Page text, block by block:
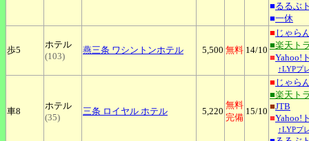
■るるぶ
■一休
歩5
ホテル
(103)
燕三条 ワシントンホテル 5,500 無料 14/10
■ じゃら
■楽天ト
■Yahoo!
↑LYPプ
車8
ホテル
(35)
三条 ロイヤル ホテル 5,220
無料
完備
15/10
■ じゃら
■楽天ト
■JTB
■Yahoo!
↑LYPプ